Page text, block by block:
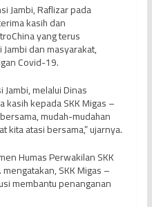
Jambi, Raflizar pada
kasih dan
yang terus
dan masyarakat,
Covid-19.
melalui Dinas
kepada SKK Migas –
mudah-mudahan
kita atasi bersama,” ujarnya.
Humas Perwakilan SKK
mengatakan, SKK Migas –
membantu penanganan